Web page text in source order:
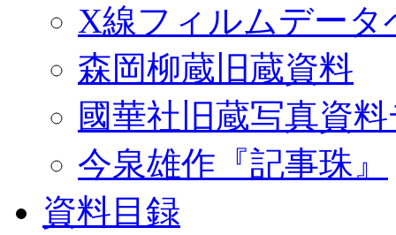
X線フィルムデータ
森岡柳蔵旧蔵資料
國華社旧蔵写真資
今泉雄作『記事珠』
資料目録